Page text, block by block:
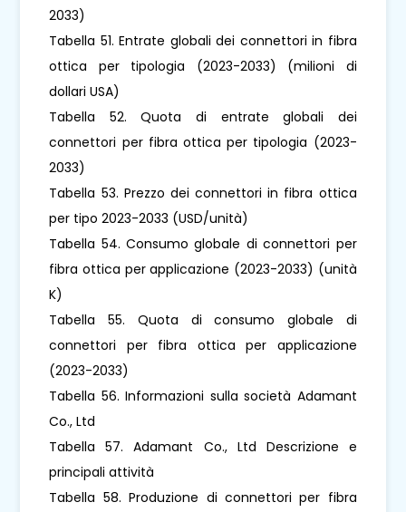
2033)
Tabella 51. Entrate globali dei connettori in fibra
ottica per tipologia (2023-2033) (milioni di
dollari USA)
Tabella 52. Quota di entrate globali dei
connettori per fibra ottica per tipologia (2023-
2033)
Tabella 53. Prezzo dei connettori in fibra ottica
per tipo 2023-2033 (USD/unità)
Tabella 54. Consumo globale di connettori per
fibra ottica per applicazione (2023-2033) (unità
K)
Tabella 55. Quota di consumo globale di
connettori per fibra ottica per applicazione
(2023-2033)
Tabella 56. Informazioni sulla società Adamant
Co., Ltd
Tabella 57. Adamant Co., Ltd Descrizione e
principali attività
Tabella 58. Produzione di connettori per fibra